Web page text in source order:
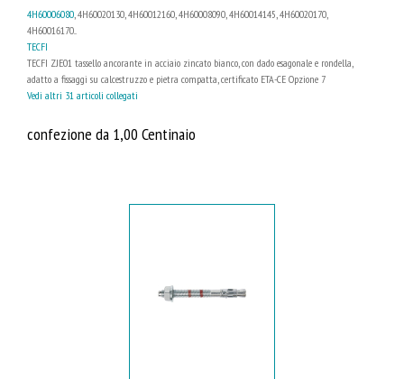
4H60006080 , 4H60020130, 4H60012160, 4H60008090, 4H60014145, 4H60020170,
4H60016170...
TECFI
TECFI ZJE01 tassello ancorante in acciaio zincato bianco, con dado esagonale e rondella,
adatto a fissaggi su calcestruzzo e pietra compatta, certificato ETA-CE Opzione 7
Vedi altri 31 articoli collegati
confezione da 1,00 Centinaio